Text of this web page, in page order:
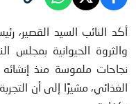
أكد النائب السيد القصير،
والثروة الحيوانية
الغذائي، مشيرًا إلى أن